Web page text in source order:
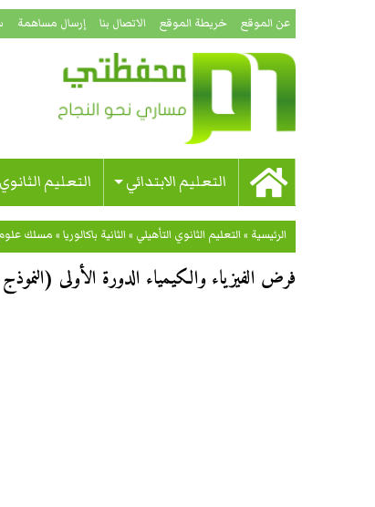
عن الموقع خريطة الموقع الاتصال بنا إرسال مساهمة
التعليم الابتدائي التعليم
الرئيسية »التعليم الثانوي التأهيلي »الثانية باكالوريا» مسلك علوم
فرض الفيزياء والكيمياء الدورة الأولى (النموذج 6) الثانية باكالوريا علوم الحياة والأرض